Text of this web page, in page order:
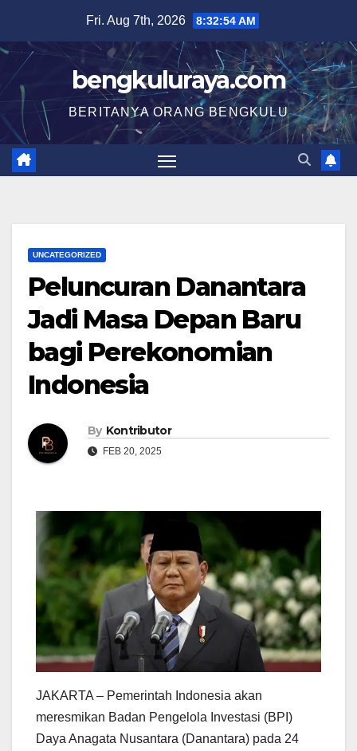
content
Fri. Aug 7th, 2026 8:32:55 AM
bengkuluraya.com
BERITANYA ORANG BENGKULU
UNCATEGORIZED
Peluncuran Danantara
Jadi Masa Depan Baru
bagi Perekonomian
Indonesia
By Kontributor
FEB 20, 2025
JAKARTA – Pemerintah Indonesia akan
meresmikan Badan Pengelola Investasi (BPI)
Daya Anagata Nusantara (Danantara) pada 24